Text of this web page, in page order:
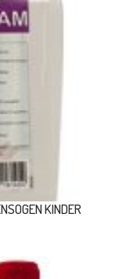
KINDER